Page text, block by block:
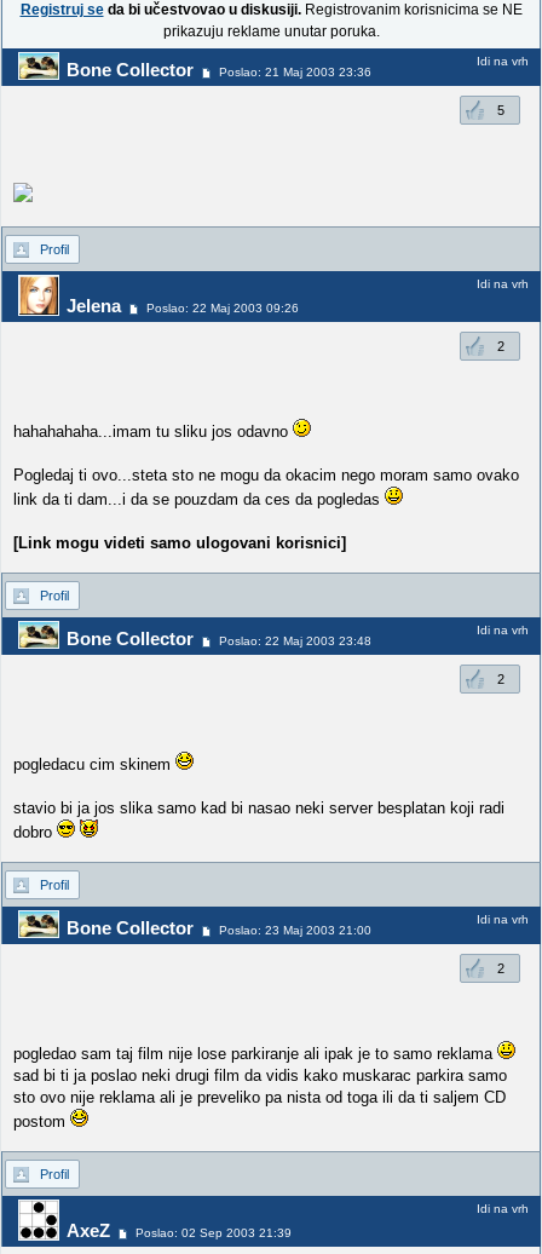
Registruj seda bi učestvovao u diskusiji.Registrovanim korisnicima se NE
prikazuju reklame unutar poruka.
Bone Collector Poslao: 21 Maj 2003 23:36
Idi na vrh
5
Profil
Jelena Poslao: 22 Maj 2003 09:26
Idi na vrh
2
hahahahaha...imam tu sliku jos odavno
Pogledaj ti ovo...steta sto ne mogu da okacim nego moram samo ovako
link da ti dam...i da se pouzdam da ces da pogledas
[Link mogu videti samo ulogovani korisnici]
Profil
Bone Collector Poslao: 22 Maj 2003 23:48
Idi na vrh
2
pogledacu cim skinem
stavio bi ja jos slika samo kad bi nasao neki server besplatan koji radi
dobro
Profil
Bone Collector Poslao: 23 Maj 2003 21:00
Idi na vrh
2
pogledao sam taj film nije lose parkiranje ali ipak je to samo reklama
sad bi ti ja poslao neki drugi film da vidis kako muskarac parkira samo
sto ovo nije reklama ali je preveliko pa nista od toga ili da ti saljem CD
postom
Profil
AxeZ Poslao: 02 Sep 2003 21:39
Idi na vrh